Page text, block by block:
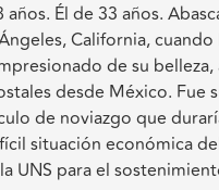
años. Él de 33 años.
California,
de su
desde México. Fue
de noviazgo que
situación económica
UNS para el